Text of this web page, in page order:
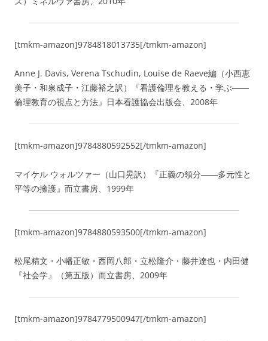
[tmkm-amazon]9784818013735[/tmkm-amazon]
Anne J. Davis, Verena Tschudin, Louise de Raeve編（小西恵
美子・和泉成子・江藤裕之訳）『看護倫理を教える・学ぶ――
倫理教育の視点と方法』日本看護協会出版会、2008年
[tmkm-amazon]9784880592552[/tmkm-amazon]
マイケル ウォルツァー（山口晃訳）『正義の領分――多元性と
平等の擁護』而立書房、1999年
[tmkm-amazon]9784880593500[/tmkm-amazon]
松尾精文・小幡正敏・西岡八郎・立松隆介・藤井達也・内田健
『社会学』（第五版）而立書房、2009年
[tmkm-amazon]9784779500947[/tmkm-amazon]